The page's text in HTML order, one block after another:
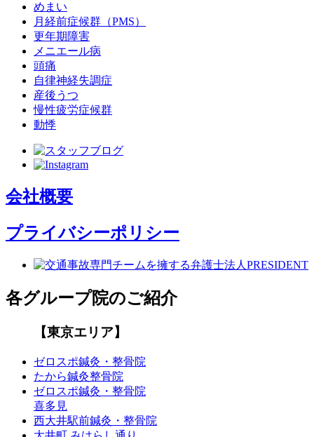
めまい
月経前症候群（PMS）
更年期障害
メニエール病
頭痛
自律神経失調症
産後うつ
慢性疲労症候群
動悸
会社概要
プライバシーポリシー
各グループ院のご紹介
【東京エリア】
ゼロスポ鍼灸・整骨院
たから鍼灸整骨院
ゼロスポ鍼灸・整骨院
喜多見
西大井駅前鍼灸・整骨院